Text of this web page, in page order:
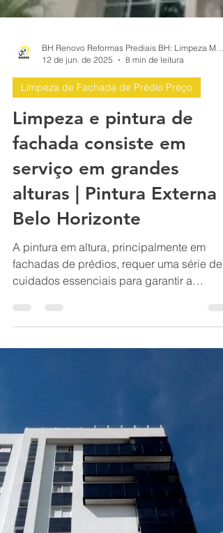
12 de jun. de 2025
8 min de leitura
Limpeza de Fachada de Prédio Preço
Limpeza e pintura de
fachada consiste em
serviço em grandes
alturas | Pintura Externa |
Belo Horizonte
A pintura em altura, principalmente em